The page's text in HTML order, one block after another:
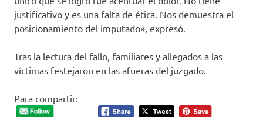
justificativo y es una falta de ética. Nos demuestra el
posicionamiento del imputado», expresó.
Tras la lectura del fallo, familiares y allegados a las
víctimas festejaron en las afueras del juzgado.
Para compartir: